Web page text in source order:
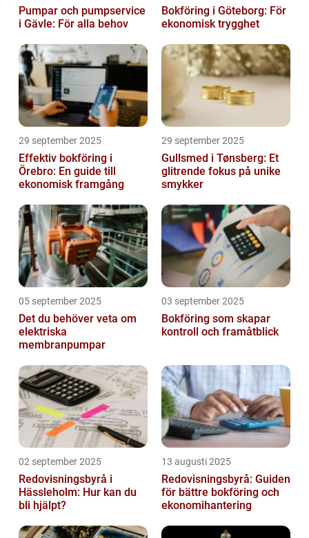
Pumpar och pumpservice
i Gävle: För alla behov
Bokföring i Göteborg: För
ekonomisk trygghet
29 september 2025
Effektiv bokföring i
Örebro: En guide till
ekonomisk framgång
29 september 2025
Gullsmed i Tønsberg: Et
glitrende fokus på unike
smykker
05 september 2025
Det du behöver veta om
elektriska
membranpumpar
03 september 2025
Bokföring som skapar
kontroll och framåtblick
02 september 2025
Redovisningsbyrå i
Hässleholm: Hur kan du
bli hjälpt?
13 augusti 2025
Redovisningsbyrå: Guiden
för bättre bokföring och
ekonomihantering